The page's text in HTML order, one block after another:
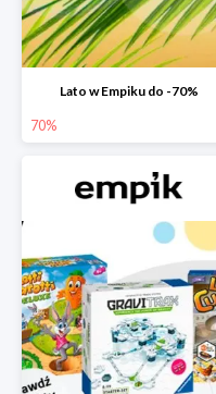
Lato w Empiku do -70%
70%